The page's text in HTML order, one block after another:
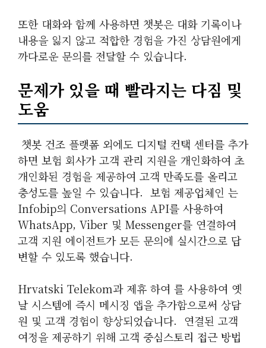
또한 대화와 함께 사용하면 챗봇은 대화 기록이나
내용을 잃지 않고 적합한 경험을 가진 상담원에게
까다로운 문의를 전달할 수 있습니다.
문제가 있을 때 빨라지는 다짐 및
도움
​ 챗봇 건조 플랫폼 외에도 디지털 컨택 센터를 추가
하면 보험 회사가 고객 관리 지원을 개인화하여 초
개인화된 경험을 제공하여 고객 만족도를 올리고
충성도를 높일 수 있습니다. ​ 보험 제공업체인 는
Infobip의 Conversations API를 사용하여
WhatsApp, Viber 및 Messenger를 연결하여
고객 지원 에이전트가 모든 문의에 실시간으로 답
변할 수 있도록 했습니다.
Hrvatski Telekom과 제휴 하여 를 사용하여 옛
날 시스템에 즉시 메시징 앱을 추가함으로써 상담
원 및 고객 경험이 향상되었습니다. ​ 연결된 고객
여정을 제공하기 위해 고객 중심스토리 접근 방법